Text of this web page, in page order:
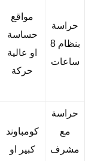
حراسة
بنظام 8
ساعات
مواقع
حساسة
او عالية
حركة
حراسة
مع
مشرف
كومباوند
كبير او